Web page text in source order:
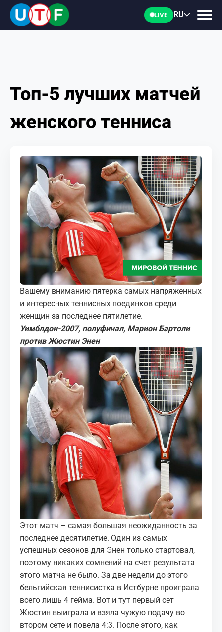
LIVE RU
ГЛАВНАЯ
ФТУ
ДОКУМЕНТЫ
ПЕРСОНАЛИИ
МЕДИА
КОРТЫ
КОНТАКТЫ
UZ-PIN
Топ-5 лучших матчей
женского тенниса
Вашему вниманию пятерка самых напряженных
и интересных теннисных поединков среди
женщин за последнее пятилетие.
Уимблдон-2007, полуфинал, Марион Бартоли
против Жюстин Энен
Этот матч – самая большая неожиданность за
последнее десятилетие. Один из самых
успешных сезонов для Энен только стартовал,
поэтому никаких сомнений на счет результата
этого матча не было. За две недели до этого
бельгийская теннисистка в Истбурне проиграла
всего лишь 4 гейма. Вот и тут первый сет
Жюстин выиграла и взяла чужую подачу во
втором сете и повела 4:3. После этого, как